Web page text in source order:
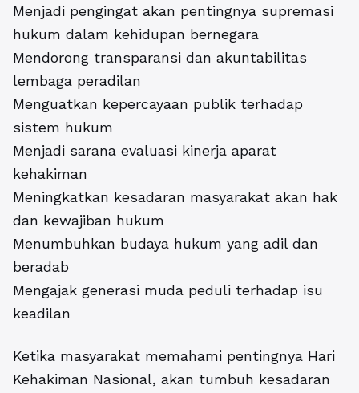
Menjadi pengingat akan pentingnya supremasi
hukum dalam kehidupan bernegara
Mendorong transparansi dan akuntabilitas
lembaga peradilan
Menguatkan kepercayaan publik terhadap
sistem hukum
Menjadi sarana evaluasi kinerja aparat
kehakiman
Meningkatkan kesadaran masyarakat akan hak
dan kewajiban hukum
Menumbuhkan budaya hukum yang adil dan
beradab
Mengajak generasi muda peduli terhadap isu
keadilan
Ketika masyarakat memahami pentingnya Hari
Kehakiman Nasional, akan tumbuh kesadaran